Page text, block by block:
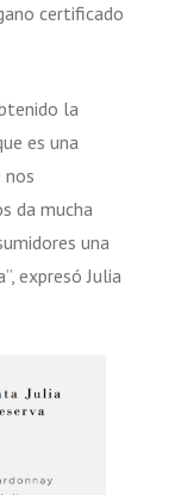
certificado
la
es una
da mucha
una
expresó Julia